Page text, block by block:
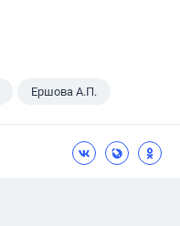
Ершова А.П.